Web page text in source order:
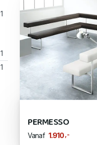
1
1
1
PERMESSO
Vanaf 1.910,-